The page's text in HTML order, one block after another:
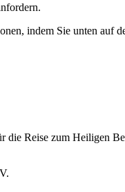
indem Sie unten auf
die Reise zum Heiligen